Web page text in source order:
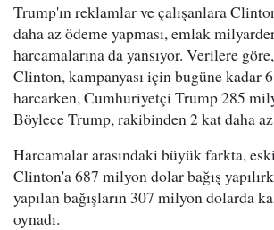
Trump'ın reklamlar ve çalışanlara
daha az ödeme yapması, emlak
harcamalarına da yansıyor. Verilere
Clinton, kampanyası için bugüne kadar
harcarken, Cumhuriyetçi Trump 285
Böylece Trump, rakibinden 2 kat daha
Harcamalar arasındaki büyük farkta,
Clinton'a 687 milyon dolar bağış
yapılan bağışların 307 milyon dolarda
oynadı.